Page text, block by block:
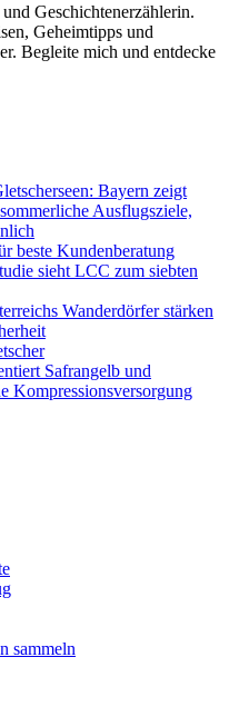
Geschichtenerzählerin.
Geheimtipps und
Begleite mich und entdecke
Bayern zeigt
Ausflugsziele,
beste Kundenberatung
sieht LCC zum siebten
Wanderdörfer stärken
Safrangelb und
Kompressionsversorgung
sammeln